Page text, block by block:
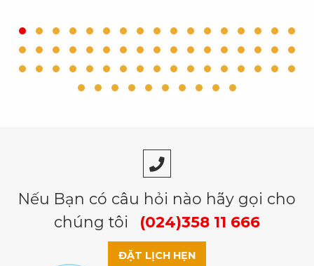
Nếu Bạn có câu hỏi nào hãy gọi cho
chúng tôi
(024)358 11 666
ĐẶT LỊCH HẸN